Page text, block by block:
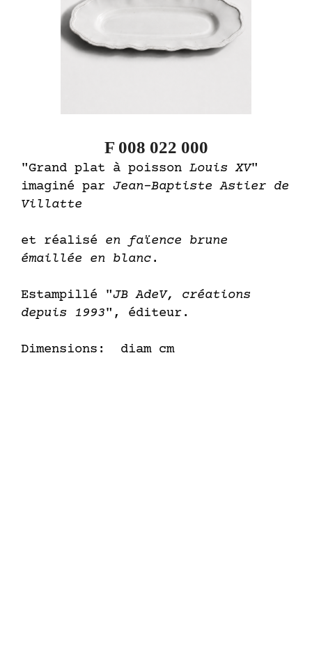
F 008 022 000
"Grand plat à poisson Louis XV"
imaginé par Jean-Baptiste Astier de
Villatte
et réalisé en faïence brune
émaillée en blanc.
Estampillé "JB AdeV, créations
depuis 1993", éditeur.
Dimensions: diam cm